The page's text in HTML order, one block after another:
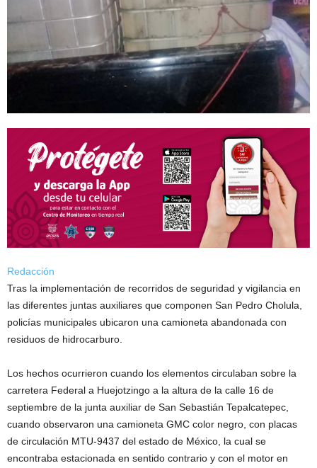
Redacción
Tras la implementación de recorridos de seguridad y vigilancia en
las diferentes juntas auxiliares que componen San Pedro Cholula,
policías municipales ubicaron una camioneta abandonada con
residuos de hidrocarburo.
Los hechos ocurrieron cuando los elementos circulaban sobre la
carretera Federal a Huejotzingo a la altura de la calle 16 de
septiembre de la junta auxiliar de San Sebastián Tepalcatepec,
cuando observaron una camioneta GMC color negro, con placas
de circulación MTU-9437 del estado de México, la cual se
encontraba estacionada en sentido contrario y con el motor en